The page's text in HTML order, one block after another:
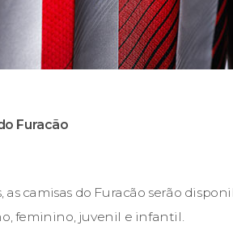
Furacão
camisas do Furacão serão
feminino, juvenil e infantil.